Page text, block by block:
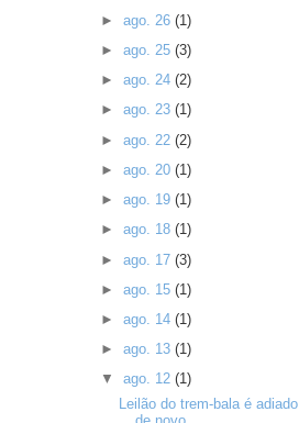
► ago. 26 (1)
► ago. 25 (3)
► ago. 24 (2)
► ago. 23 (1)
► ago. 22 (2)
► ago. 20 (1)
► ago. 19 (1)
► ago. 18 (1)
► ago. 17 (3)
► ago. 15 (1)
► ago. 14 (1)
► ago. 13 (1)
▼ ago. 12 (1)
Leilão do trem-bala é adiado